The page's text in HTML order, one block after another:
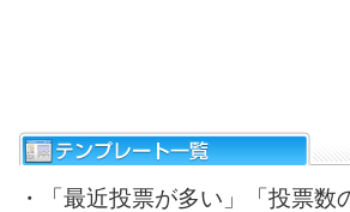
・「最近投票が多い」「投票